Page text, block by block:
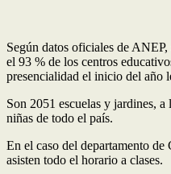
Según datos oficiales de
el 93 % de los centros
presencialidad el inicio del año
Son 2051 escuelas y jardines,
niñas de todo el país.
En el caso del departamento
asisten todo el horario a clases.